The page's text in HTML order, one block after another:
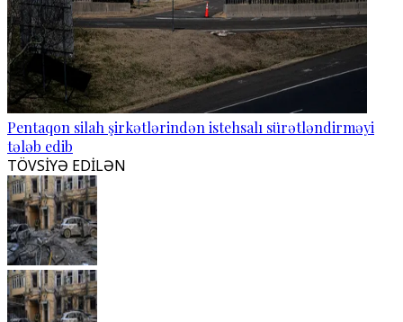
Pentaqon silah şirkətlərindən istehsalı sürətləndirməyi
tələb edib
TÖVSİYƏ EDİLƏN